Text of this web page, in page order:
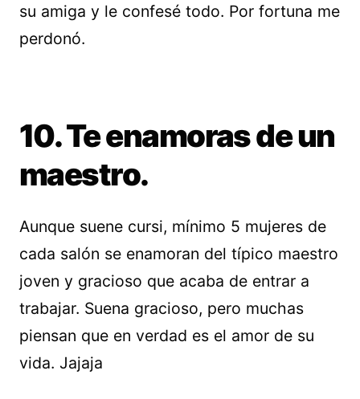
su amiga y le confesé todo. Por fortuna me
perdonó.
10. Te enamoras de un
maestro.
Aunque suene cursi, mínimo 5 mujeres de
cada salón se enamoran del típico maestro
joven y gracioso que acaba de entrar a
trabajar. Suena gracioso, pero muchas
piensan que en verdad es el amor de su
vida. Jajaja